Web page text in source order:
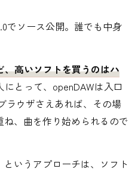
でソース公開。誰でも中身
高いソフトを買うのはハ
とって、openDAWは入口
ラウザさえあれば、その場
、曲を作り始められるので
いうアプローチは、ソフト